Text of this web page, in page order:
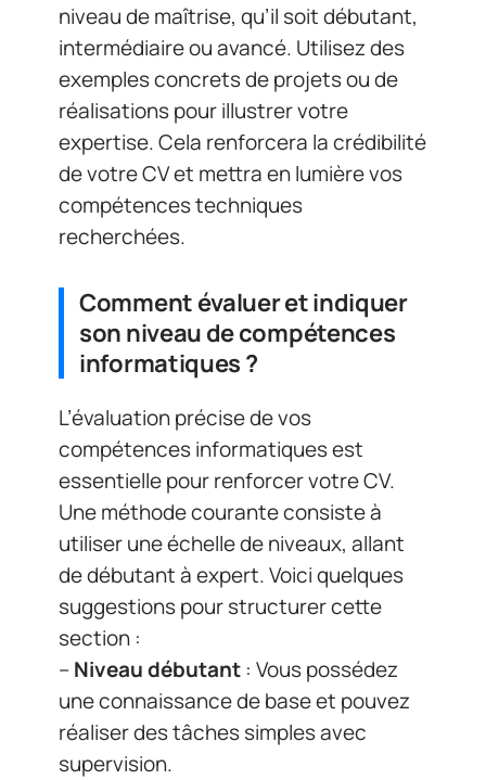
niveau de maîtrise, qu’il soit débutant,
intermédiaire ou avancé. Utilisez des
exemples concrets de projets ou de
réalisations pour illustrer votre
expertise. Cela renforcera la crédibilité
de votre CV et mettra en lumière vos
compétences techniques
recherchées.
Comment évaluer et indiquer
son niveau de compétences
informatiques ?
L’évaluation précise de vos
compétences informatiques est
essentielle pour renforcer votre CV.
Une méthode courante consiste à
utiliser une échelle de niveaux, allant
de débutant à expert. Voici quelques
suggestions pour structurer cette
section :
– Niveau débutant : Vous possédez
une connaissance de base et pouvez
réaliser des tâches simples avec
supervision.